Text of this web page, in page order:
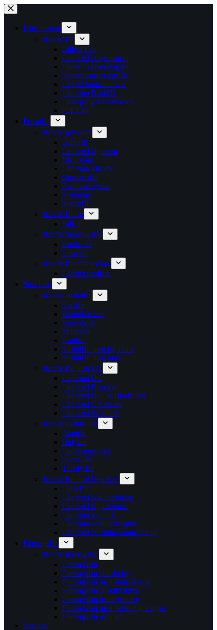
Hoppa
till
innehållLåna pengar
Jämför lån
Billiga Lån
Lån med borgensman
Lån trots kronofogden
Skuldfinansieringslån
Lån till kontantinsats
Lån utan BankID
Låna pengar utomlands
P2P Lån
Privatlån
Jämför privatlån
Banklån
Lån med låg ränta
Blancolån
Lån utan säkerhet
Omstartslån
Renoveringslån
Seniorlån
Studielån
Jämför Billån
Billån
Jämför Samlingslån
Samla lån
Lösa lån
Jämför låneförmedlare
Låneförmedlare
Snabblån
Jämför snabblån
Smslån
Kontokrediter
Korttidslån
Mikrolån
Pantlån
Snabblån med låg ränta
Snabblån utan ränta
Jämför lån utan UC
Lån utan UC
Lån med Bisnode
Lån med Dun & Bradstreet
Lån med Creditsafe
Lån med Safenode
Jämför snabba lån
Akutlån
Helglån
Lån dygnet runt
Swish lån
Trustly lån
Jämför lån med låga krav
Lätta lån
Låg med hög beviljelse
Lån med låg inklomst
Lån utan inkomst
Lån utan kreditvärdighet
Lån med betalningsanmärkning
Företagslån
Jämför företagslån
Företagslån
Företagslån aktiebolag
Företagslån med anmärkning
Företagslån enskild firma
Företagslån handelsbolag
Företagslån med personlig borgen
Företagslån utan uc
Om oss